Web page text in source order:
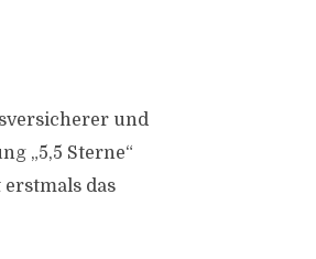
und
„5,5 Sterne“
das